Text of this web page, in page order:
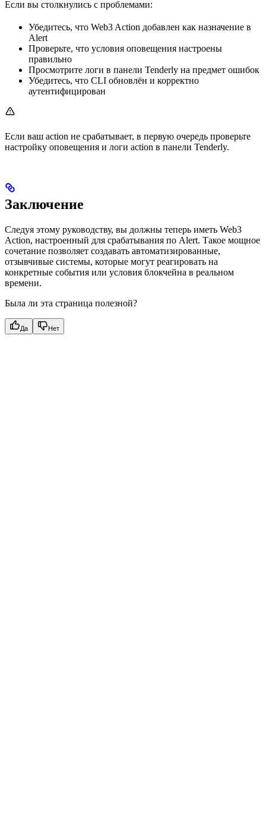
Если вы столкнулись с проблемами:
Убедитесь, что Web3 Action добавлен как назначение в
Alert
Проверьте, что условия оповещения настроены
правильно
Просмотрите логи в панели Tenderly на предмет ошибок
Убедитесь, что CLI обновлён и корректно
аутентифицирован
Если ваш action не срабатывает, в первую очередь проверьте
настройку оповещения и логи action в панели Tenderly.
Заключение
Следуя этому руководству, вы должны теперь иметь Web3
Action, настроенный для срабатывания по Alert. Такое мощное
сочетание позволяет создавать автоматизированные,
отзывчивые системы, которые могут реагировать на
конкретные события или условия блокчейна в реальном
времени.
Была ли эта страница полезной?
Да Нет